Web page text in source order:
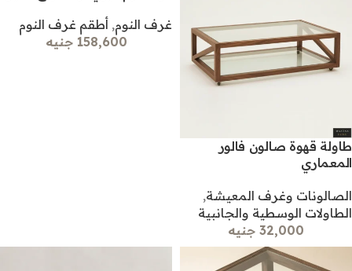
طاولة قهوة صالون فالور
المعماري
الصالونات وغرف المعيشة,
الطاولات الوسطية والجانبية
32,000 جنيه
غرف النوم, أطقم غرف النوم
158,600 جنيه